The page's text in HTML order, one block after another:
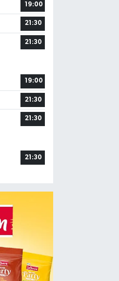
19:00
21:30
21:30
19:00
21:30
21:30
21:30